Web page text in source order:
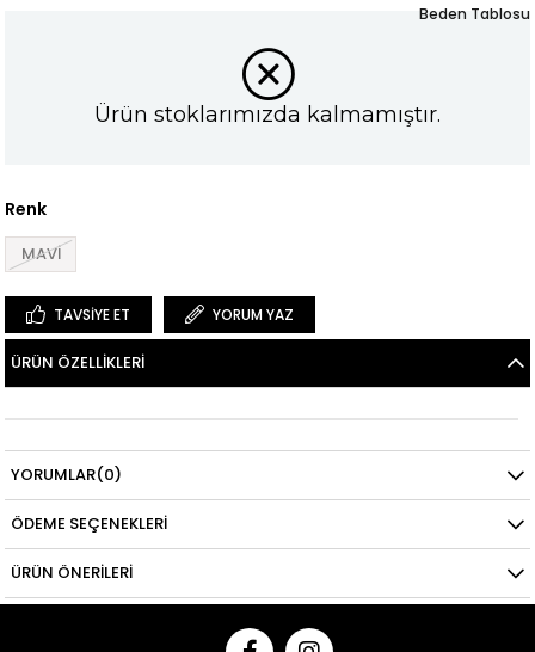
Ürün stoklarımızda kalmamıştır.
Renk
MAVİ
Beden Tablosu
TAVSIYE ET YORUM YAZ
ÜRÜN ÖZELLIKLERI
YORUMLAR(0)
ÖDEME SEÇENEKLERI
ÜRÜN ÖNERILERI